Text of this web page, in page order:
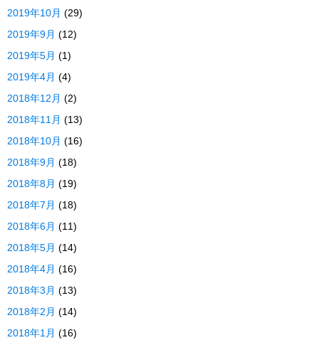
2019年10月 (29)
2019年9月 (12)
2019年5月 (1)
2019年4月 (4)
2018年12月 (2)
2018年11月 (13)
2018年10月 (16)
2018年9月 (18)
2018年8月 (19)
2018年7月 (18)
2018年6月 (11)
2018年5月 (14)
2018年4月 (16)
2018年3月 (13)
2018年2月 (14)
2018年1月 (16)